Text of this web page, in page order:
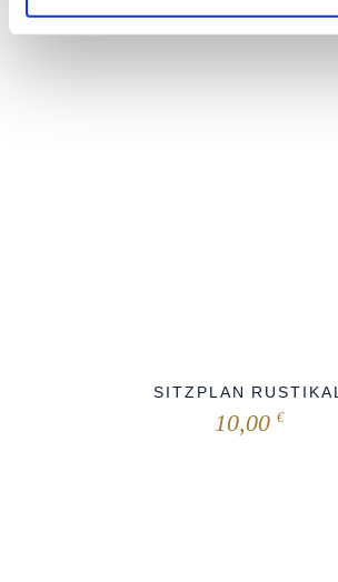
SITZPLAN RUSTIKAL
10,00 €